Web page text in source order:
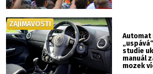
Automat
studie
manuál
mozek
ZAJÍMAVOSTI